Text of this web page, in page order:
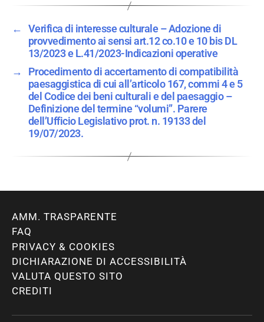
←
Verifica di interesse culturale – Adozione di
provvedimento ai sensi art.12 co.10 e 10 bis DL
13/2023 e L.41/2023-Indicazioni operative
→
Procedimento di accertamento di compatibilità
paesaggistica di cui all’articolo 167, commi 4 e 5
del Codice dei beni culturali e del paesaggio –
Definizione del termine “volumi”. Parere
dell’Ufficio Legislativo prot. n. 19133 del
19/07/2023.
AMM. TRASPARENTE
FAQ
PRIVACY & COOKIES
DICHIARAZIONE DI ACCESSIBILITÀ
VALUTA QUESTO SITO
CREDITI